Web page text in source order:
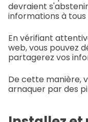
devraient
informations à
En vérifiant
web, vous pouvez
partagerez vos
De cette manière,
arnaquer par des